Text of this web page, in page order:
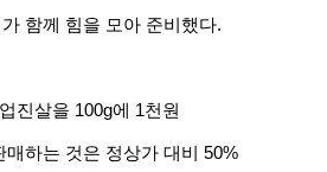
함께 힘을 모아 준비했다.
진살을 100g에 1천원
매하는 것은 정상가 대비 50%